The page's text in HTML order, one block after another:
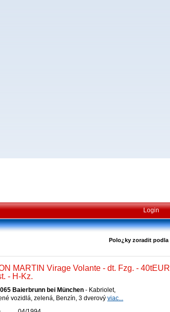
Login
Polo¿ky zoradit podla
MARTIN Virage Volante - dt. Fzg. - 40tEUR
- H-Kz.
Baierbrunn bei München - Kabriolet,
vozidlá, zelená, Benzín, 3 dverový viac...